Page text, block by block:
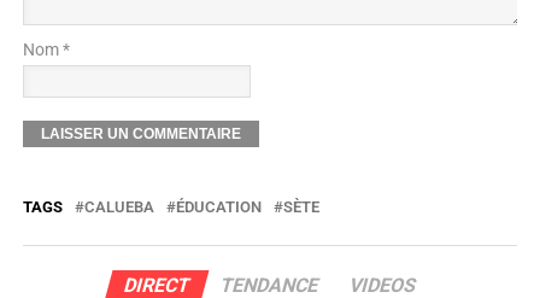
Nom *
TAGS CALUEBA ÉDUCATION SÈTE
DIRECT TENDANCE VIDEOS